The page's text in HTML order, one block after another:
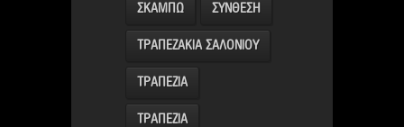
ΣΚΑΜΠΩ ΣΥΝΘΕΣΗ
ΤΡΑΠΕΖΑΚΙΑ ΣΑΛΟΝΙΟΥ
ΤΡΑΠΕΖΙΑ
ΤΡΑΠΕΖΙΑ